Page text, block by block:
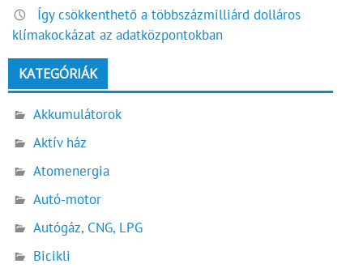
Így csökkenthető a többszázmilliárd dolláros
klímakockázat az adatközpontokban
KATEGÓRIÁK
Akkumulátorok
Aktív ház
Atomenergia
Autó-motor
Autógáz, CNG, LPG
Bicikli